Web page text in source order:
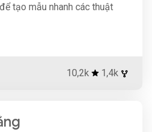
tạo mẫu nhanh các thuật
10,2k 1,4k